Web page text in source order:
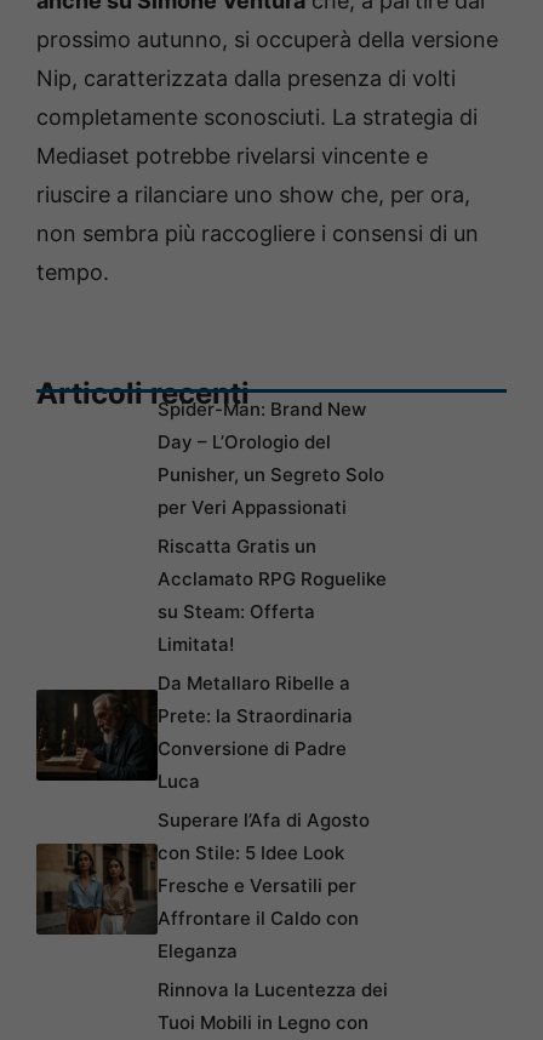
prossimo autunno, si occuperà della versione
Nip, caratterizzata dalla presenza di volti
completamente sconosciuti. La strategia di
Mediaset potrebbe rivelarsi vincente e
riuscire a rilanciare uno show che, per ora,
non sembra più raccogliere i consensi di un
tempo.
Articoli recentiSpider-Man: Brand New
Day – L’Orologio del
Punisher, un Segreto Solo
per Veri Appassionati
Riscatta Gratis un
Acclamato RPG Roguelike
su Steam: Offerta
Limitata!
Da Metallaro Ribelle a
Prete: la Straordinaria
Conversione di Padre
Luca
Superare l’Afa di Agosto
con Stile: 5 Idee Look
Fresche e Versatili per
Affrontare il Caldo con
Eleganza
Rinnova la Lucentezza dei
Tuoi Mobili in Legno con